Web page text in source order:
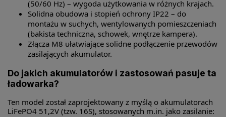
(50/60 Hz) – wygoda użytkowania w różnych krajach.
Solidna obudowa i stopień ochrony IP22 – do
montażu w suchych, wentylowanych pomieszczeniach
(bakista techniczna, schowek, wnętrze kampera).
Złącza M8 ułatwiające solidne podłączenie przewodów
zasilających akumulator.
Do jakich akumulatorów i zastosowań pasuje ta
ładowarka?
Ten model został zaprojektowany z myślą o akumulatorach
LiFePO4 51,2V (tzw. 16S), stosowanych m.in. jako zasilanie: